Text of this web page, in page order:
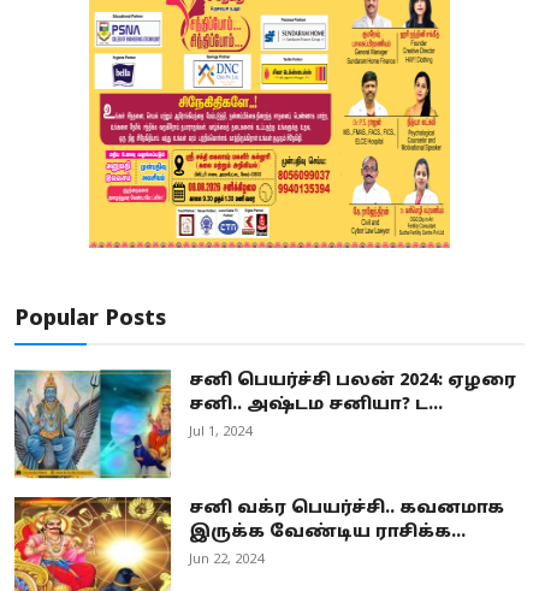
Popular Posts
சனி பெயர்ச்சி பலன் 2024: ஏழரை
சனி.. அஷ்டம சனியா? ட...
Jul 1, 2024
சனி வக்ர பெயர்ச்சி.. கவனமாக
இருக்க வேண்டிய ராசிக்க...
Jun 22, 2024